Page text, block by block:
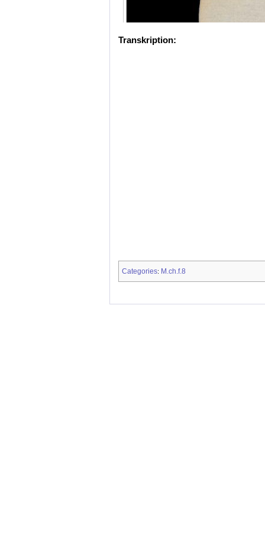
Transkription:
Categories: M.ch.f.8